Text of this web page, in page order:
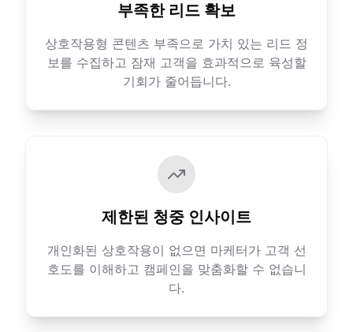
부족한 리드 확보
상호작용형 콘텐츠 부족으로 가치 있는 리드 정
보를 수집하고 잠재 고객을 효과적으로 육성할
기회가 줄어듭니다.
제한된 청중 인사이트
개인화된 상호작용이 없으면 마케터가 고객 선
호도를 이해하고 캠페인을 맞춤화할 수 없습니
다.